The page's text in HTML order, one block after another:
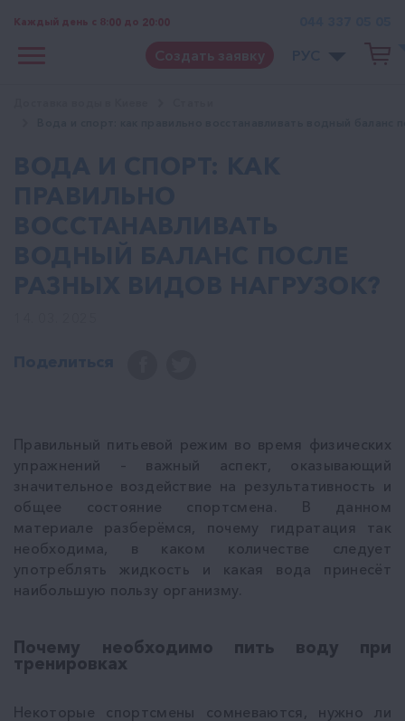
Каждый день с 8:00 до 20:00
Создать заявку
Правильный питьевой режим во время физических
упражнений – важный аспект, оказывающий
значительное воздействие на результативность и
общее состояние спортсмена. В данном
материале разберёмся, почему гидратация так
необходима, в каком количестве следует
употреблять жидкость и какая вода принесёт
наибольшую пользу организму.
Почему необходимо пить воду при
тренировках
Некоторые спортсмены сомневаются, нужно ли